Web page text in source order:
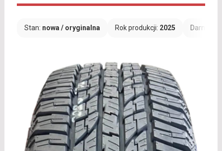
Stan: nowa / oryginalna Rok produkcji: 2025